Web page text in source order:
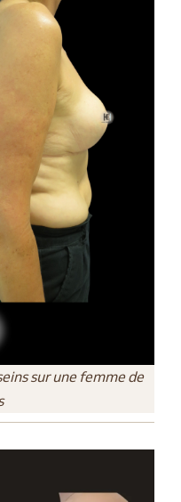
sur une femme de